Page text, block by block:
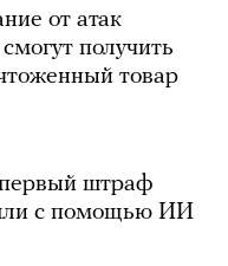
от атак
получить
товар
штраф
с помощью ИИ